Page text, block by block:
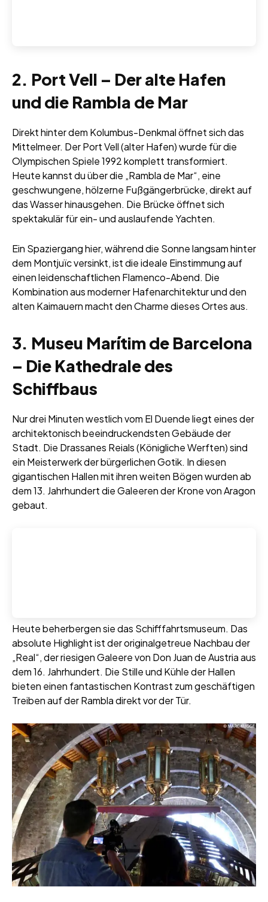
2. Port Vell – Der alte Hafen
und die Rambla de Mar
Direkt hinter dem Kolumbus-Denkmal öffnet sich das
Mittelmeer. Der Port Vell (alter Hafen) wurde für die
Olympischen Spiele 1992 komplett transformiert.
Heute kannst du über die „Rambla de Mar“, eine
geschwungene, hölzerne Fußgängerbrücke, direkt auf
das Wasser hinausgehen. Die Brücke öffnet sich
spektakulär für ein- und auslaufende Yachten.
Ein Spaziergang hier, während die Sonne langsam hinter
dem Montjuïc versinkt, ist die ideale Einstimmung auf
einen leidenschaftlichen Flamenco-Abend. Die
Kombination aus moderner Hafenarchitektur und den
alten Kaimauern macht den Charme dieses Ortes aus.
3. Museu Marítim de Barcelona
– Die Kathedrale des
Schiffbaus
Nur drei Minuten westlich vom El Duende liegt eines der
architektonisch beeindruckendsten Gebäude der
Stadt. Die Drassanes Reials (Königliche Werften) sind
ein Meisterwerk der bürgerlichen Gotik. In diesen
gigantischen Hallen mit ihren weiten Bögen wurden ab
dem 13. Jahrhundert die Galeeren der Krone von Aragon
gebaut.
Heute beherbergen sie das Schifffahrtsmuseum. Das
absolute Highlight ist der originalgetreue Nachbau der
„Real“, der riesigen Galeere von Don Juan de Austria aus
dem 16. Jahrhundert. Die Stille und Kühle der Hallen
bieten einen fantastischen Kontrast zum geschäftigen
Treiben auf der Rambla direkt vor der Tür.